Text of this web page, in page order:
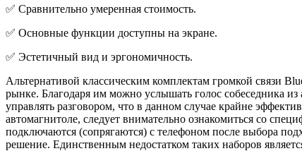
✅ Сравнительно умеренная стоимость.
✅ Основные функции доступны на экране.
✅ Эстетичный вид и эргономичность.
Альтернативой классическим комплектам громкой связи
рынке. Благодаря им можно услышать голос собеседника
управлять разговором, что в данном случае крайне
автомагнитоле, следует внимательно ознакомиться со
подключаются (сопрягаются) с телефоном после выбора
решение. Единственным недостатком таких наборов